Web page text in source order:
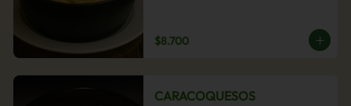
$8.700
CARACOQUESOS